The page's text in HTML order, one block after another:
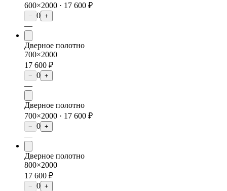
600×2000 · 17 600 ₽
− 0 +
—
Дверное полотно
700×2000
17 600 ₽
− 0 +
—
Дверное полотно
700×2000 · 17 600 ₽
− 0 +
—
Дверное полотно
800×2000
17 600 ₽
− 0 +